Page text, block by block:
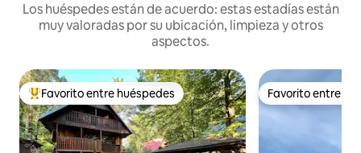
Los huéspedes están de acuerdo: estas estadías están
muy valoradas por su ubicación, limpieza y otros
aspectos.
Favorito entre huéspedes preferido
Favorito entre huéspedes Favorito entre
Favorito entre